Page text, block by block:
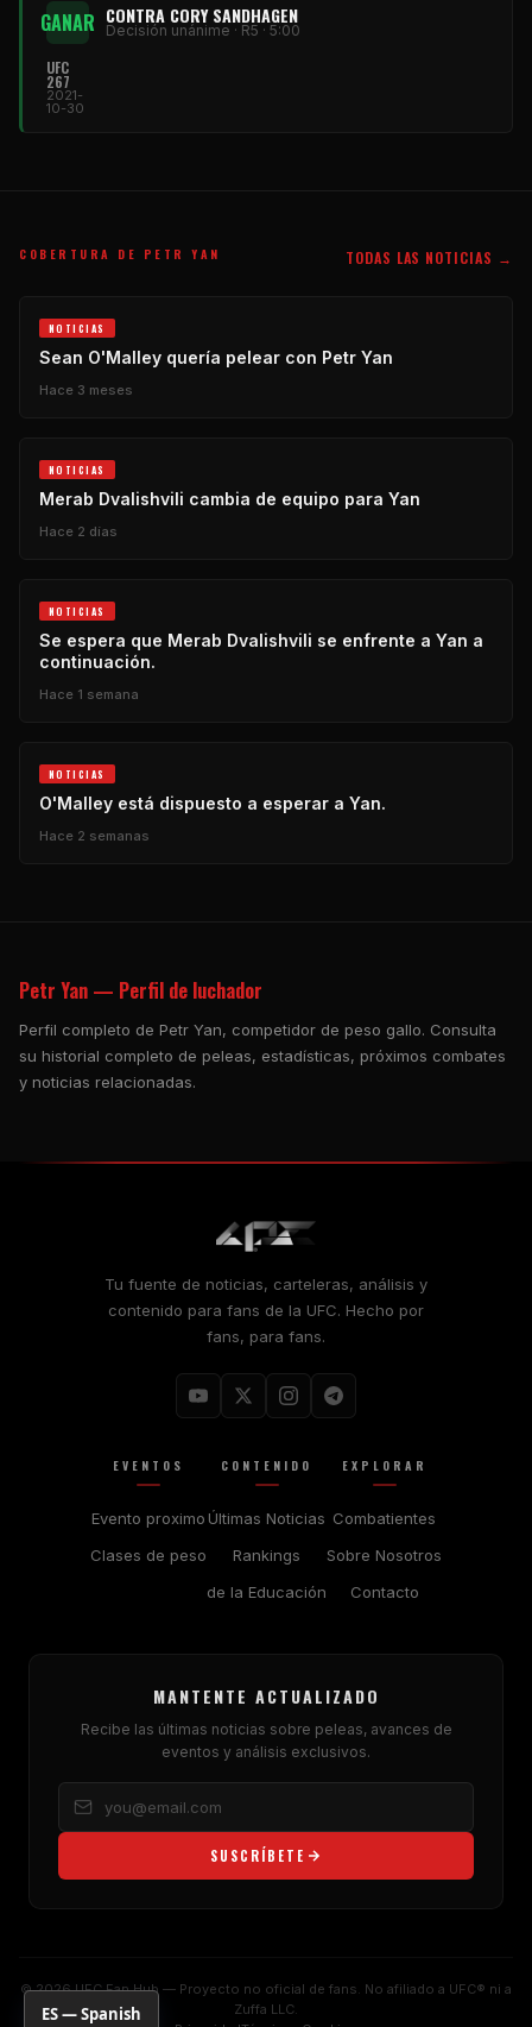
GANAR CONTRA CORY SANDHAGEN
Decisión unánime · R5 · 5:00
UFC
267
2021-
10-30
COBERTURA DE PETR YAN TODAS LAS NOTICIAS →
NOTICIAS
Sean O'Malley quería pelear con Petr Yan
Hace 3 meses
NOTICIAS
Merab Dvalishvili cambia de equipo para Yan
Hace 2 días
NOTICIAS
Se espera que Merab Dvalishvili se enfrente a Yan a
continuación.
Hace 1 semana
NOTICIAS
O'Malley está dispuesto a esperar a Yan.
Hace 2 semanas
Petr Yan — Perfil de luchador
Perfil completo de Petr Yan, competidor de peso gallo. Consulta
su historial completo de peleas, estadísticas, próximos combates
y noticias relacionadas.
Tu fuente de noticias, carteleras, análisis y
contenido para fans de la UFC. Hecho por
fans, para fans.
EVENTOS
Evento proximo
Clases de peso
CONTENIDO
Últimas Noticias
Rankings
de la Educación
EXPLORAR
Combatientes
Sobre Nosotros
Contacto
MANTENTE ACTUALIZADO
Recibe las últimas noticias sobre peleas, avances de
eventos y análisis exclusivos.
SUSCRÍBETE
© 2026 UFC Fan Hub — Proyecto no oficial de fans. No afiliado a UFC® ni a
Zuffa LLC.
ES — Spanish